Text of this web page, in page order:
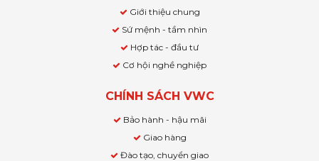
Giới thiệu chung
Sứ mệnh - tầm nhìn
Hợp tác - đầu tư
Cơ hội nghề nghiệp
CHÍNH SÁCH VWC
Bảo hành - hậu mãi
Giao hàng
Đào tạo, chuyển giao